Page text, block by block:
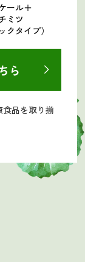
ール＋
ミツ
クタイプ）
ら
品を取り揃